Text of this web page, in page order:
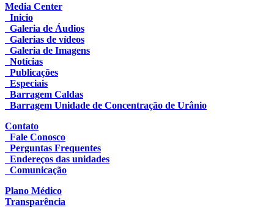
Media Center
Inicio
Galeria de Áudios
Galerias de vídeos
Galeria de Imagens
Notícias
Publicações
Especiais
Barragem Caldas
Barragem Unidade de Concentração de Urânio
Contato
Fale Conosco
Perguntas Frequentes
Endereços das unidades
Comunicação
Plano Médico
Transparência